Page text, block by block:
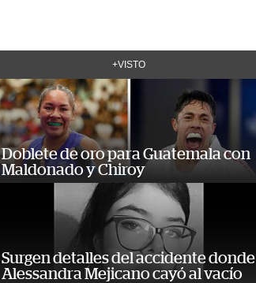
+VISTO
Doblete de oro para Guatemala con
Maldonado y Chiroy
Surgen detalles del accidente donde
Alessandra Mejicano cayó al vacío